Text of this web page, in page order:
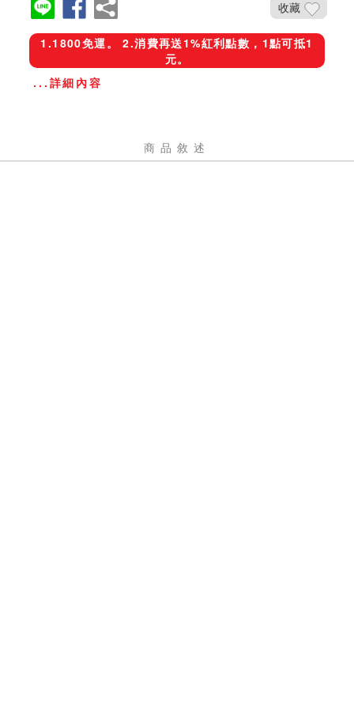
收藏
1.1800免運。 2.消費再送1%紅利點數，1點可抵1
元。
...詳細內容
商品敘述